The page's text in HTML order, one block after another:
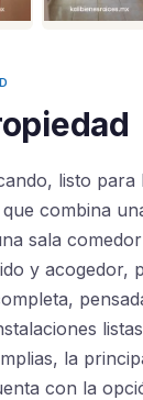
listo
combina
sala
y acogedor,
la
con la